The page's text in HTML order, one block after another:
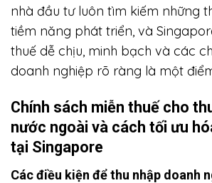
nhà đầu tư luôn tìm kiếm những
tiềm năng phát triển, và
thuế dễ chịu, minh bạch và các
doanh nghiệp rõ ràng là một
Chính sách miễn thuế cho
nước ngoài và cách tối ưu
tại Singapore
Các điều kiện để thu nhập doanh